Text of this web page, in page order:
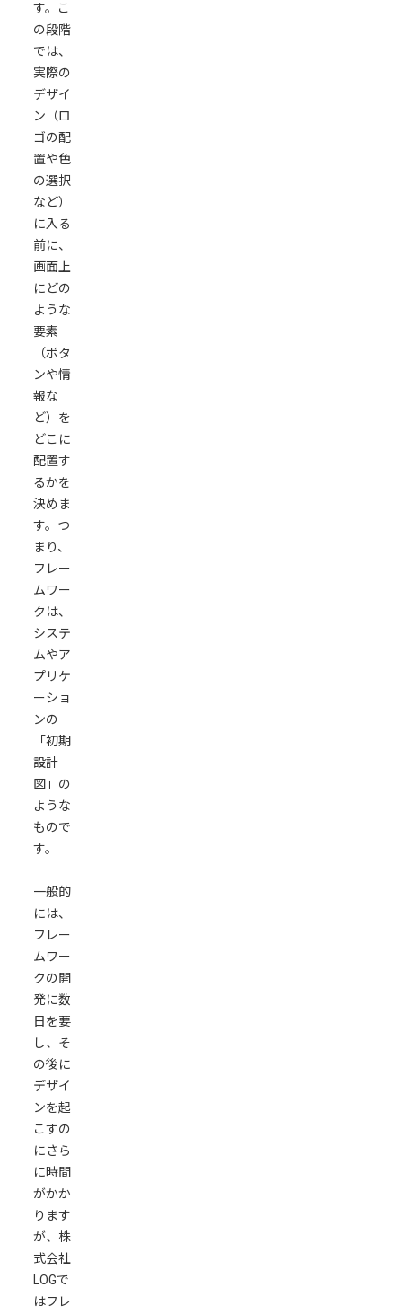
す。こ
の段階
では、
実際の
デザイ
ン（ロ
ゴの配
置や色
の選択
など）
に入る
前に、
画面上
にどの
ような
要素
（ボタ
ンや情
報な
ど）を
どこに
配置す
るかを
決めま
す。つ
まり、
フレー
ムワー
クは、
システ
ムやア
プリケ
ーショ
ンの
「初期
設計
図」の
ような
もので
す。
一般的
には、
フレー
ムワー
クの開
発に数
日を要
し、そ
の後に
デザイ
ンを起
こすの
にさら
に時間
がかか
ります
が、株
式会社
LOGで
はフレ